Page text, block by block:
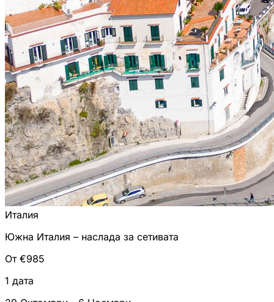
Италия
Южна Италия – наслада за сетивата
От €985
1 дата